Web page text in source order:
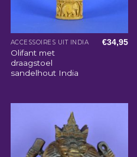
ACCESSOIRES UIT INDIA
Olifant met
draagstoel
sandelhout India
€34,95